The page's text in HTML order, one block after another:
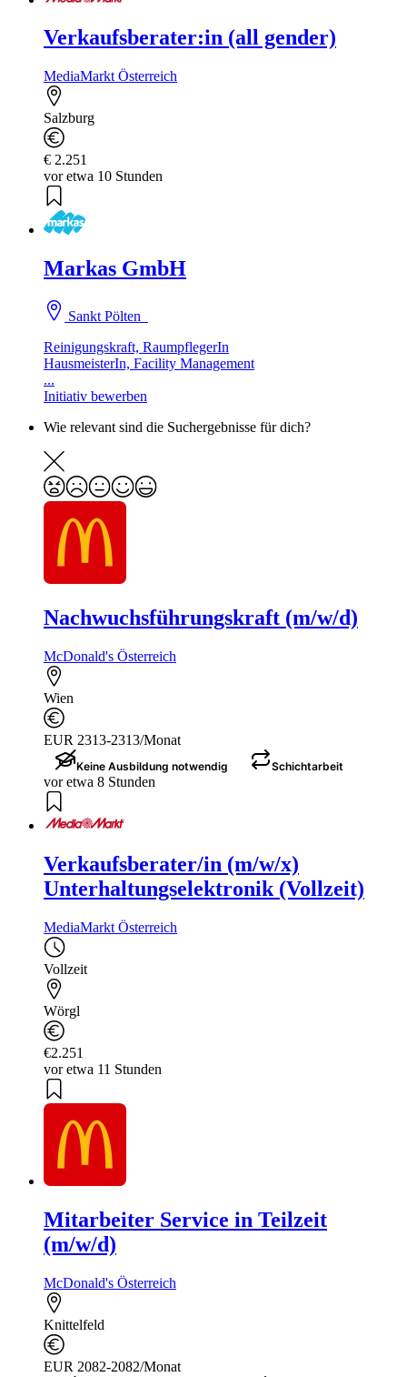
Verkaufsberater:in (all gender)
MediaMarkt Österreich
Salzburg
€ 2.251
vor etwa 10 Stunden
Markas GmbH
Sankt Pölten
Reinigungskraft, RaumpflegerIn
HausmeisterIn, Facility Management
...
Initiativ bewerben
Wie relevant sind die Suchergebnisse für dich?
Nachwuchsführungskraft (m/w/d)
McDonald's Österreich
Wien
EUR 2313-2313/Monat
Keine Ausbildung notwendig Schichtarbeit
vor etwa 8 Stunden
Verkaufsberater/in (m/w/x)
Unterhaltungselektronik (Vollzeit)
MediaMarkt Österreich
Vollzeit
Wörgl
€2.251
vor etwa 11 Stunden
Mitarbeiter Service in Teilzeit
(m/w/d)
McDonald's Österreich
Knittelfeld
EUR 2082-2082/Monat